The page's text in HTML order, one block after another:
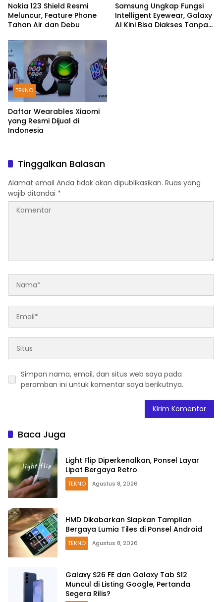
Nokia 123 Shield Resmi
Meluncur, Feature Phone
Tahan Air dan Debu
Samsung Ungkap Fungsi
Intelligent Eyewear, Galaxy
AI Kini Bisa Diakses Tanpa
TEKNO
Daftar Wearables Xiaomi
yang Resmi Dijual di
Indonesia
Tinggalkan Balasan
Alamat email Anda tidak akan dipublikasikan. Ruas yang
wajib ditandai *
Simpan nama, email, dan situs web saya pada
peramban ini untuk komentar saya berikutnya.
Baca Juga
Light Flip Diperkenalkan, Ponsel Layar
Lipat Bergaya Retro
TEKNO Agustus 8, 2026
HMD Dikabarkan Siapkan Tampilan
Bergaya Lumia Tiles di Ponsel Android
TEKNO Agustus 8, 2026
Galaxy S26 FE dan Galaxy Tab S12
Muncul di Listing Google, Pertanda
Segera Rilis?